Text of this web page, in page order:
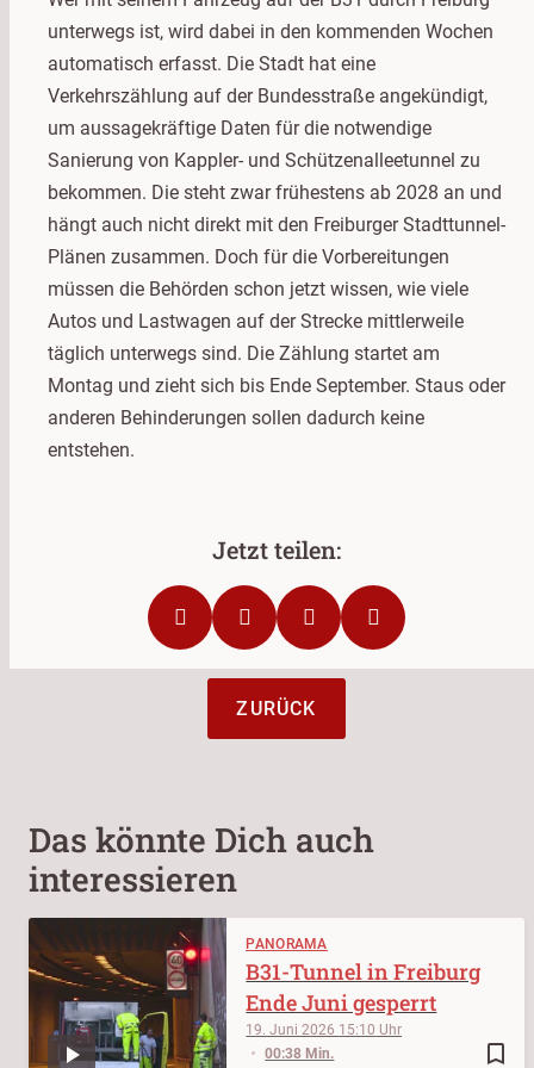
unterwegs ist, wird dabei in den kommenden Wochen
automatisch erfasst. Die Stadt hat eine
Verkehrszählung auf der Bundesstraße angekündigt,
um aussagekräftige Daten für die notwendige
Sanierung von Kappler- und Schützenalleetunnel zu
bekommen. Die steht zwar frühestens ab 2028 an und
hängt auch nicht direkt mit den Freiburger Stadttunnel-
Plänen zusammen. Doch für die Vorbereitungen
müssen die Behörden schon jetzt wissen, wie viele
Autos und Lastwagen auf der Strecke mittlerweile
täglich unterwegs sind. Die Zählung startet am
Montag und zieht sich bis Ende September. Staus oder
anderen Behinderungen sollen dadurch keine
entstehen.
ZURÜCK
Das könnte Dich auch
interessieren
PANORAMA
bookmark_border
19. Juni 2026 15:10
00:38 Min.
B31-Tunnel in Freiburg
Ende Juni gesperrt